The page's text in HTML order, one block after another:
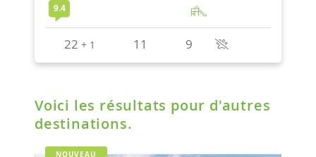
Voici les résultats pour d'autres
destinations.